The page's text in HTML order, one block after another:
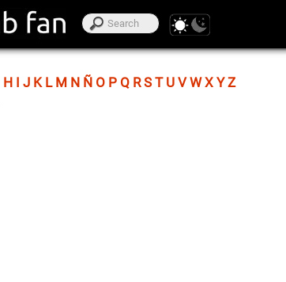
H I J K L M N Ñ O P Q R S T U V W X Y Z